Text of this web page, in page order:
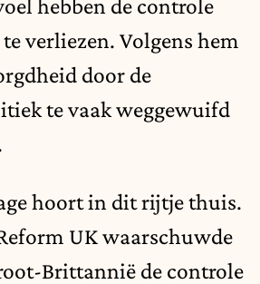
hebben de controle
verliezen. Volgens hem
door de
te vaak weggewuifd
hoort in dit rijtje thuis.
UK waarschuwde
Brittannië de controle